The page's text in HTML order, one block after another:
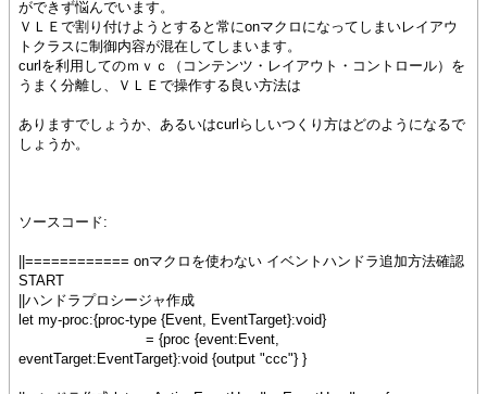
ができず悩んでいます。
ＶＬＥで割り付けようとすると常にonマクロになってしまいレイアウ
トクラスに制御内容が混在してしまいます。
curlを利用してのｍｖｃ（コンテンツ・レイアウト・コントロール）を
うまく分離し、ＶＬＥで操作する良い方法は
ありますでしょうか、あるいはcurlらしいつくり方はどのようになるで
しょうか。
ソースコード:
||============ onマクロを使わない イベントハンドラ追加方法確認
START
||ハンドラプロシージャ作成
let my-proc:{proc-type {Event, EventTarget}:void}
= {proc {event:Event,
eventTarget:EventTarget}:void {output "ccc"} }